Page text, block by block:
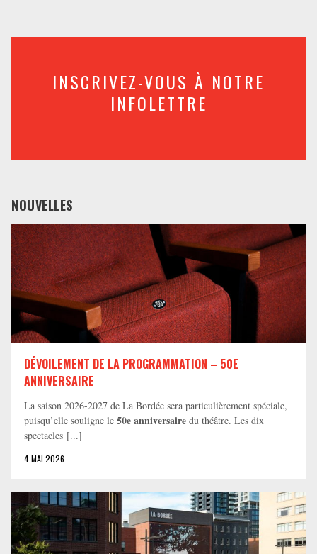
INSCRIVEZ-VOUS À NOTRE
INFOLETTRE
NOUVELLES
DÉVOILEMENT DE LA PROGRAMMATION – 50E
ANNIVERSAIRE
La saison 2026-2027 de La Bordée sera particulièrement spéciale,
puisqu’elle souligne le 50e anniversaire du théâtre. Les dix
spectacles [...]
4 MAI 2026